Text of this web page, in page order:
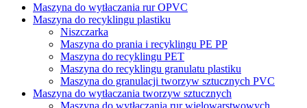
Maszyna do wytłaczania rur OPVC
Maszyna do recyklingu plastiku
Niszczarka
Maszyna do prania i recyklingu PE PP
Maszyna do recyklingu PET
Maszyna do recyklingu granulatu plastiku
Maszyna do granulacji tworzyw sztucznych PVC
Maszyna do wytłaczania tworzyw sztucznych
Maszyna do wytłaczania rur wielowarstwowych